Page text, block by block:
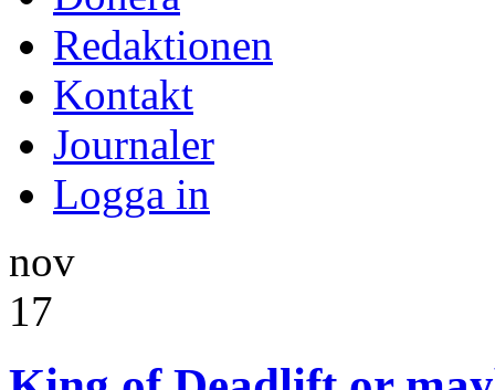
Redaktionen
Kontakt
Journaler
Logga in
nov
17